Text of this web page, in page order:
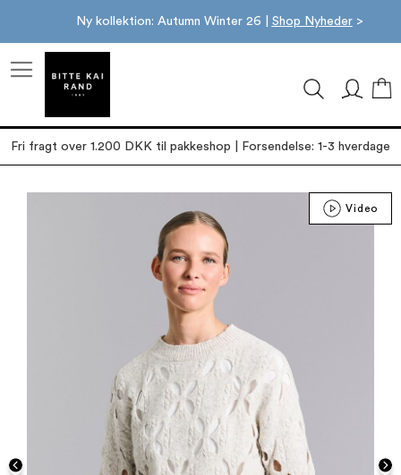
Ny kollektion: Autumn Winter 26 | Shop Nyheder>
Fri fragt over 1.200 DKK til pakkeshop | Forsendelse: 1-3 hverdage
Video